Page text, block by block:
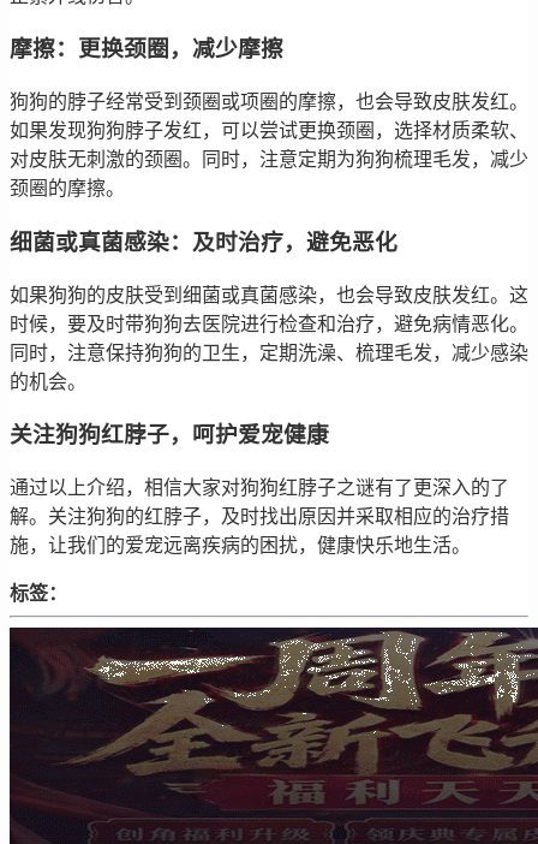
摩擦：更换颈圈，减少摩擦
狗狗的脖子经常受到颈圈或项圈的摩擦，也会导致皮肤发红。
如果发现狗狗脖子发红，可以尝试更换颈圈，选择材质柔软、
对皮肤无刺激的颈圈。同时，注意定期为狗狗梳理毛发，减少
颈圈的摩擦。
细菌或真菌感染：及时治疗，避免恶化
如果狗狗的皮肤受到细菌或真菌感染，也会导致皮肤发红。这
时候，要及时带狗狗去医院进行检查和治疗，避免病情恶化。
同时，注意保持狗狗的卫生，定期洗澡、梳理毛发，减少感染
的机会。
关注狗狗红脖子，呵护爱宠健康
通过以上介绍，相信大家对狗狗红脖子之谜有了更深入的了
解。关注狗狗的红脖子，及时找出原因并采取相应的治疗措
施，让我们的爱宠远离疾病的困扰，健康快乐地生活。
标签：